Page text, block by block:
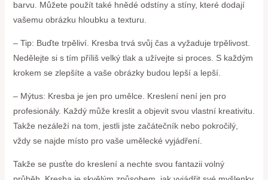
barvu. Můžete použít také hnědé odstíny a stíny, které dodají
vašemu obrázku hloubku a texturu.
– Tip: Buďte trpěliví. Kresba trvá svůj čas a vyžaduje trpělivost.
Nedělejte si s tím příliš velký tlak a užívejte si proces. S každým
krokem se zlepšíte a vaše obrázky budou lepší a lepší.
– Mýtus: Kresba je jen pro umělce. Kreslení není jen pro
profesionály. Každý může kreslit a objevit svou vlastní kreativitu.
Takže nezáleží na tom, jestli jste začátečník nebo pokročilý,
vždy se najde místo pro vaše umělecké vyjádření.
Takže se pusťte do kreslení a nechte svou fantazii volný